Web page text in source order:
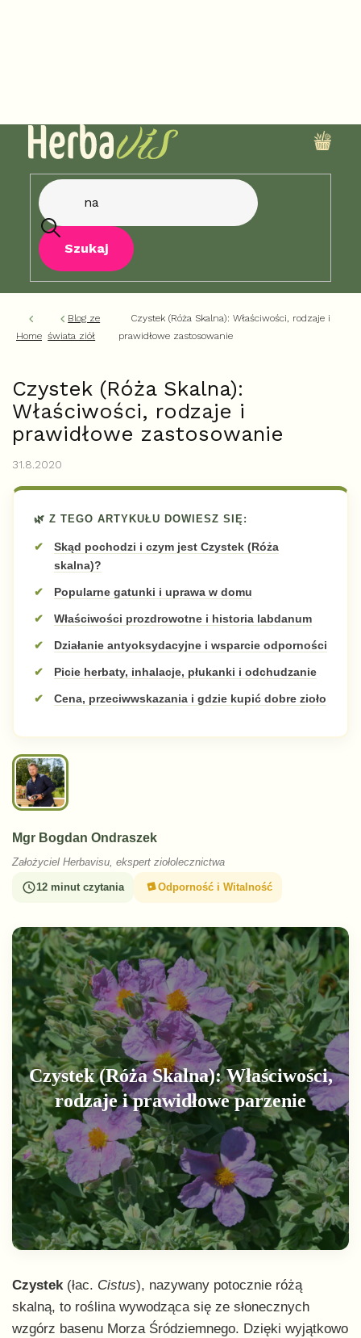
Szukaj
Home
Blog ze
świata ziół
Czystek (Róża Skalna): Właściwości, rodzaje i
prawidłowe zastosowanie
Czystek (Róża Skalna):
Właściwości, rodzaje i
prawidłowe zastosowanie
31.8.2020
🌿 Z TEGO ARTYKUŁU DOWIESZ SIĘ:
Skąd pochodzi i czym jest Czystek (Róża
skalna)?
Popularne gatunki i uprawa w domu
Właściwości prozdrowotne i historia labdanum
Działanie antyoksydacyjne i wsparcie odporności
Picie herbaty, inhalacje, płukanki i odchudzanie
Cena, przeciwwskazania i gdzie kupić dobre zioło
Mgr Bogdan Ondraszek
Założyciel Herbavisu, ekspert ziołolecznictwa
12 minut czytania Odporność i Witalność
Czystek (Róża Skalna): Właściwości,
rodzaje i prawidłowe parzenie
Czystek(łac. Cistus), nazywany potocznie różą
skalną, to roślina wywodząca się ze słonecznych
wzgórz basenu Morza Śródziemnego. Dzięki wyjątkowo